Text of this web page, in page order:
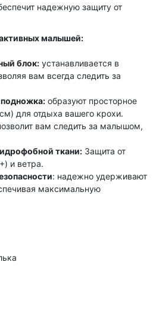
надежную защиту от
малышей:
блок: устанавливается в
вам всегда следить за
подножка: образуют просторное
для отдыха вашего крохи.
вам следить за малышом,
ткани: Защита от
и ветра.
: надежно удерживают
максимальную